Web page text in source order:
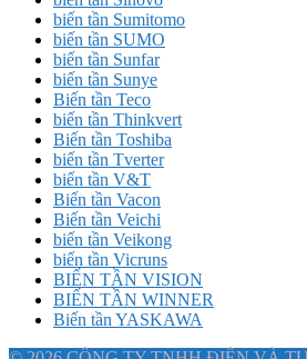
biến tần Sumitomo
biến tần SUMO
biến tần Sunfar
biến tần Sunye
Biến tần Teco
biến tần Thinkvert
Biến tần Toshiba
biến tần Tverter
biến tần V&T
Biến tần Vacon
Biến tần Veichi
biến tần Veikong
biến tần Vicruns
BIẾN TẦN VISION
BIẾN TẦN WINNER
Biến tần YASKAWA